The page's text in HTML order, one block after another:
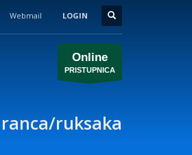
Webmail LOGIN
Online
PRISTUPNICA
ruksaka